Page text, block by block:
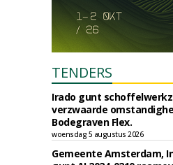
TENDERS
Irado gunt
verzwaarde
Bodegraven Flex.
woensdag 5 augustus 2026
Gemeente Amsterdam,